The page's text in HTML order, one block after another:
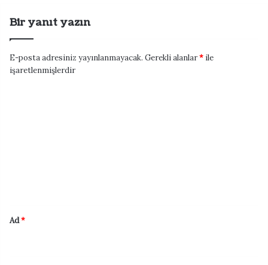
Bir yanıt yazın
E-posta adresiniz yayınlanmayacak. Gerekli alanlar* ile
işaretlenmişlerdir
Ad*